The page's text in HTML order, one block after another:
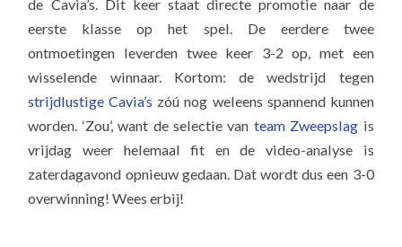
de Cavia’s. Dit keer staat directe promotie naar de
eerste klasse op het spel. De eerdere twee
ontmoetingen leverden twee keer 3-2 op, met een
wisselende winnaar. Kortom: de wedstrijd tegen
strijdlustige Cavia’s zóú nog weleens spannend kunnen
worden. ‘Zou’, want de selectie van team Zweepslag is
vrijdag weer helemaal fit en de video-analyse is
zaterdagavond opnieuw gedaan. Dat wordt dus een 3-0
overwinning! Wees erbij!